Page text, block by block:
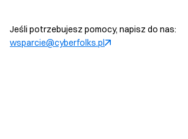
Jeśli potrzebujesz pomocy, napisz do nas:
wsparcie@cyberfolks.pl